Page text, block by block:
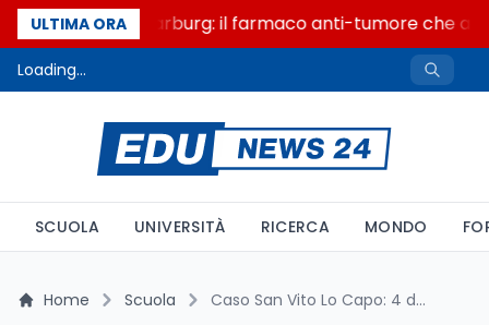
ULTIMA ORA
Un secolo di Warburg: il farmaco anti-tumore che
Loading...
SCUOLA UNIVERSITÀ RICERCA MONDO
Home Scuola Caso San Vito Lo Capo: 4 ddl sui social fermi mentre la Francia approva